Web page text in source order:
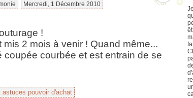
Mercredi, 1 Décembre 2010
!
mis 2 mois à venir ! Quand même...
coupée courbée et est entrain de se
astuces pouvoir d'achat